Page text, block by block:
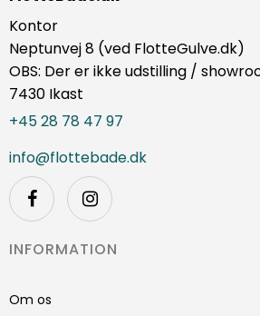
Kontor
Neptunvej 8 (ved FlotteGulve.dk)
OBS: Der er ikke udstilling /
7430 Ikast
+45 28 78 47 97
info@flottebade.dk
INFORMATION
Om os